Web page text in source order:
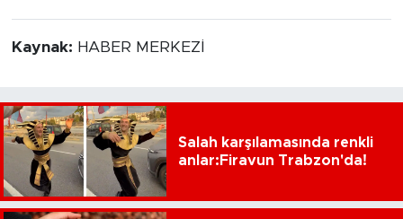
Kaynak: HABER MERKEZİ
Salah karşılamasında renkli
anlar:Firavun Trabzon'da!